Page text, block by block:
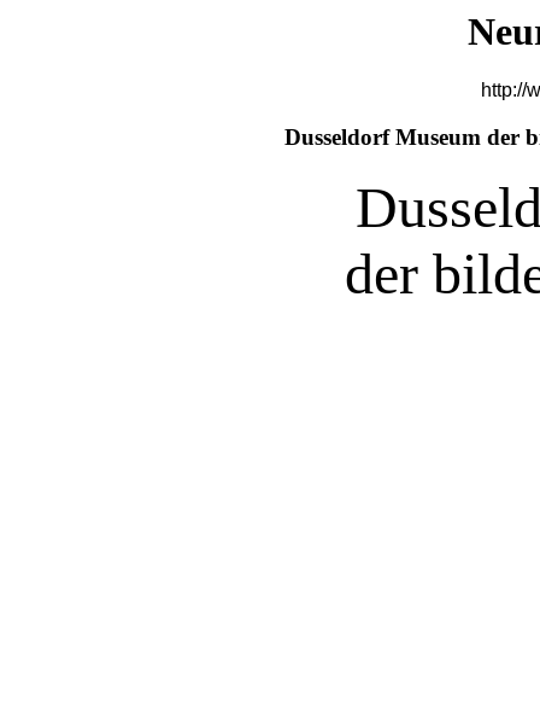
http://
Dusseldorf Museum der
der